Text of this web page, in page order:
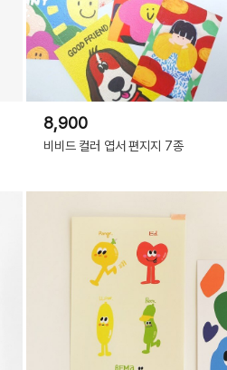
8,900
비비드 컬러 엽서 편지지 7종